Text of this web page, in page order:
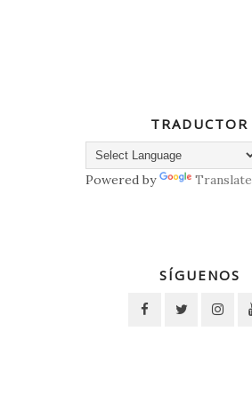
TRADUCTOR
Powered by Translate
SÍGUENOS